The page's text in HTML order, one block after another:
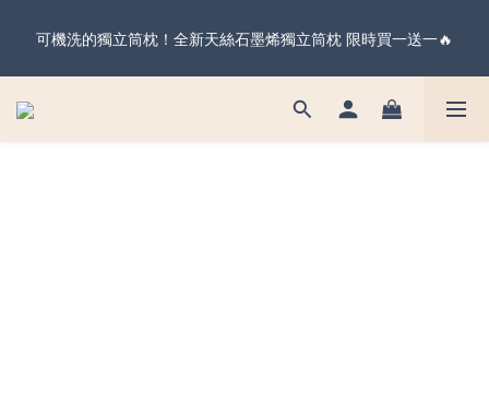
下單 父親節前到貨 ✨
可機洗的獨立筒枕！全新天絲石墨烯獨立筒枕 限時買一送一🔥
暖心父親節・天絲全系列＆純棉雙層紗 不限金額 享 88 折！現在